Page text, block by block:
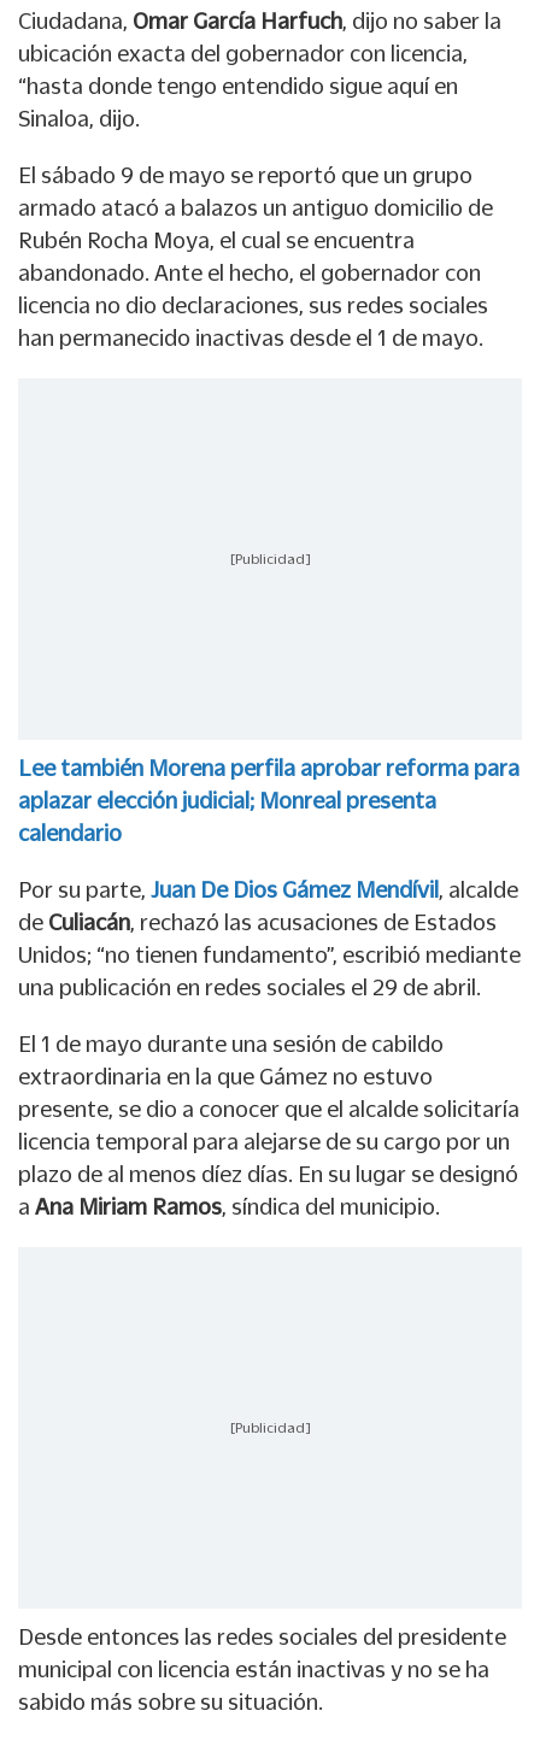
Ciudadana, Omar García Harfuch, dijo no saber la
ubicación exacta del gobernador con licencia,
“hasta donde tengo entendido sigue aquí en
Sinaloa, dijo.
El sábado 9 de mayo se reportó que un grupo
armado atacó a balazos un antiguo domicilio de
Rubén Rocha Moya, el cual se encuentra
abandonado. Ante el hecho, el gobernador con
licencia no dio declaraciones, sus redes sociales
han permanecido inactivas desde el 1 de mayo.
[Publicidad]
Lee también Morena perfila aprobar reforma para
aplazar elección judicial; Monreal presenta
calendario
Por su parte, Juan De Dios Gámez Mendívil , alcalde
de Culiacán, rechazó las acusaciones de Estados
Unidos; “no tienen fundamento”, escribió mediante
una publicación en redes sociales el 29 de abril.
El 1 de mayo durante una sesión de cabildo
extraordinaria en la que Gámez no estuvo
presente, se dio a conocer que el alcalde solicitaría
licencia temporal para alejarse de su cargo por un
plazo de al menos díez días. En su lugar se designó
a Ana Miriam Ramos, síndica del municipio.
[Publicidad]
Desde entonces las redes sociales del presidente
municipal con licencia están inactivas y no se ha
sabido más sobre su situación.